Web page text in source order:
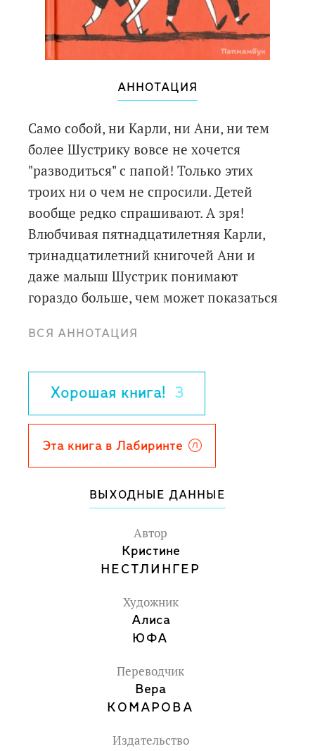
АННОТАЦИЯ
Само собой, ни Карли, ни Ани, ни тем
более Шустрику вовсе не хочется
"разводиться" с папой! Только этих
троих ни о чем не спросили. Детей
вообще редко спрашивают. А зря!
Влюбчивая пятнадцатилетняя Карли,
тринадцатилетний книгочей Ани и
даже малыш Шустрик понимают
гораздо больше, чем может показаться
воцарившийся в их жизни хаос и
и собственными проблемами.
Кристине Нёстлингер - австрийская
писательница, автор более 100 книг для
детей и подростков, лауреат премий
им. А. Линдгрен (2003) и Х.К. Андресена
(1984), позволила детям высказаться. И
из истории развода получилась очень
смешная и жизнерадостная книжка.
Для среднего и старшего школьного
ВСЯ АННОТАЦИЯ
Хорошая книга! 3
Эта книга в Лабиринте
ВЫХОДНЫЕ ДАННЫЕ
Автор
Кристине
НЕСТЛИНГЕР
Художник
Алиса
ЮФА
Переводчик
Вера
КОМАРОВА
Издательство